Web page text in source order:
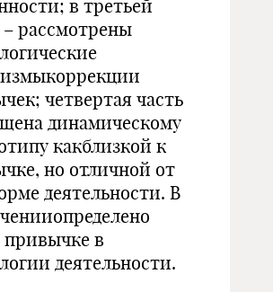
в третьей
– рассмотрены
четвертая часть
динамическому
какблизкой к
но отличной от
деятельности. В
привычке в
деятельности.